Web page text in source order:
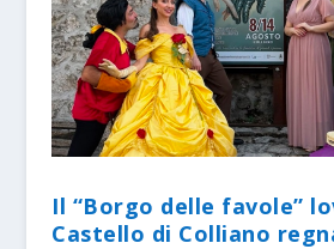
Il “Borgo delle favole”
Castello di Colliano